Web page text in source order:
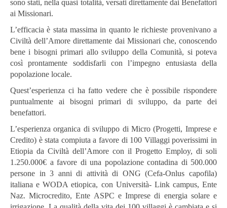
sono stati, nella quasi totalità, versati direttamente dai Benefattori
ai Missionari.
L’efficacia è stata massima in quanto le richieste provenivano a
Civiltà dell’Amore direttamente dai Missionari che, conoscendo
bene i bisogni primari allo sviluppo della Comunità, si poteva
così prontamente soddisfarli con l’impegno entusiasta della
popolazione locale.
Quest’esperienza ci ha fatto vedere che è possibile rispondere
puntualmente ai bisogni primari di sviluppo, da parte dei
benefattori.
L’esperienza organica di sviluppo di Micro (Progetti, Imprese e
Credito) è stata compiuta a favore di 100 Villaggi poverissimi in
Etiopia da Civiltà dell’Amore con il Progetto Employ, di soli
1.250.000€ a favore di una popolazione contadina di 500.000
persone in 3 anni di attività di ONG (Cefa-Onlus capofila)
italiana e WODA etiopica, con Università- Link campus, Ente
Naz. Microcredito, Ente ASPC e Imprese di energia solare e